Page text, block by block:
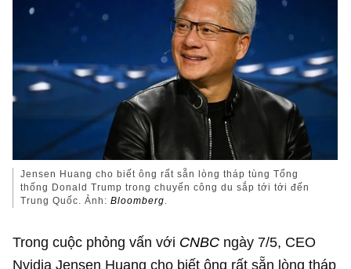
Jensen Huang cho biết ông rất sẵn lòng tháp tùng Tổng
thống Donald Trump trong chuyến công du sắp tới tới đến
Trung Quốc. Ảnh:Bloomberg.
Trong cuộc phỏng vấn với CNBC ngày 7/5, CEO
Nvidia Jensen Huang cho biết ông rất sẵn lòng tháp